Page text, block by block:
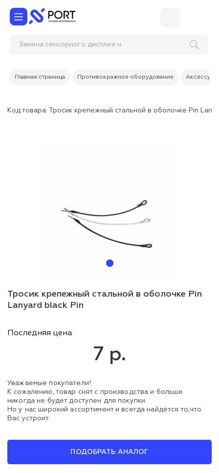
Замена сенсорного диспл
Главная страница Противокражное оборудование
Код товара: Тросик крепежный стальной в оболочке Pin
Тросик крепежный стальной в оболочке Pin
Lanyard black Pin
Последняя цена
7 р.
Уважаемые покупатели!
К сожалению, товар снят с производства и больше
никогда не будет доступен для покупки.
Но у нас широкий ассортимент и всегда найдётся то,что
Вас устроит.
ПОДОБРАТЬ АНАЛОГ